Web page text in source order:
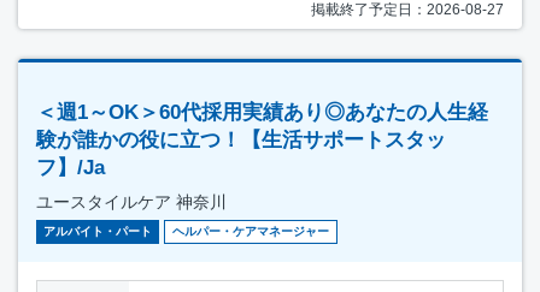
掲載終了予定日：2026-08-27
＜週1～OK＞60代採用実績あり◎あなたの人生経
験が誰かの役に立つ！【生活サポートスタッ
フ】/Ja
ユースタイルケア 神奈川
アルバイト・パート ヘルパー・ケアマネージャー